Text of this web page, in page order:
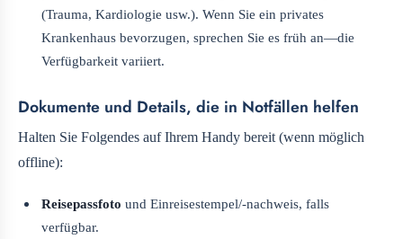
(Trauma, Kardiologie usw.). Wenn Sie ein privates
Krankenhaus bevorzugen, sprechen Sie es früh an—die
Verfügbarkeit variiert.
Dokumente und Details, die in Notfällen helfen
Halten Sie Folgendes auf Ihrem Handy bereit (wenn möglich
offline):
Reisepassfoto und Einreisestempel/-nachweis, falls
verfügbar.